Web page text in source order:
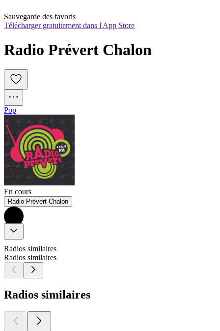
Sauvegarde des favoris
Télécharger gratuitement dans l'App Store
Radio Prévert Chalon
Pop
En cours
Radio Prévert Chalon
Radios similaires
Radios similaires
Radios similaires